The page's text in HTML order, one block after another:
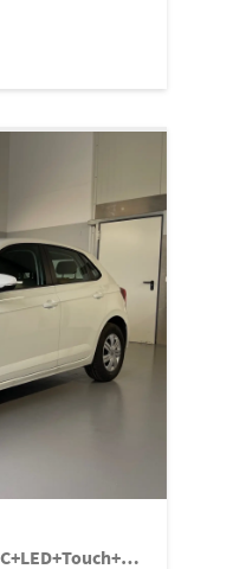
1.0 MPI Sitzheizung+AppConnect+PDC+LED+Touch+Lichtsensor+MultiLenkrad